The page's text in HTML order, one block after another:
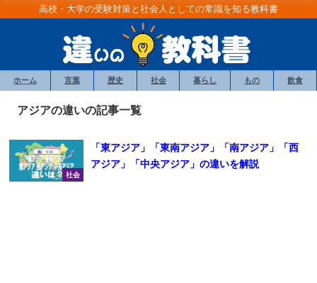
高校・大学の受験対策と社会人としての常識を知る教科書
ホーム 言葉 歴史 社会 暮らし もの 飲食
アジアの違いの記事一覧
社会
「東アジア」「東南アジア」「南アジア」「西
アジア」「中央アジア」の違いを解説